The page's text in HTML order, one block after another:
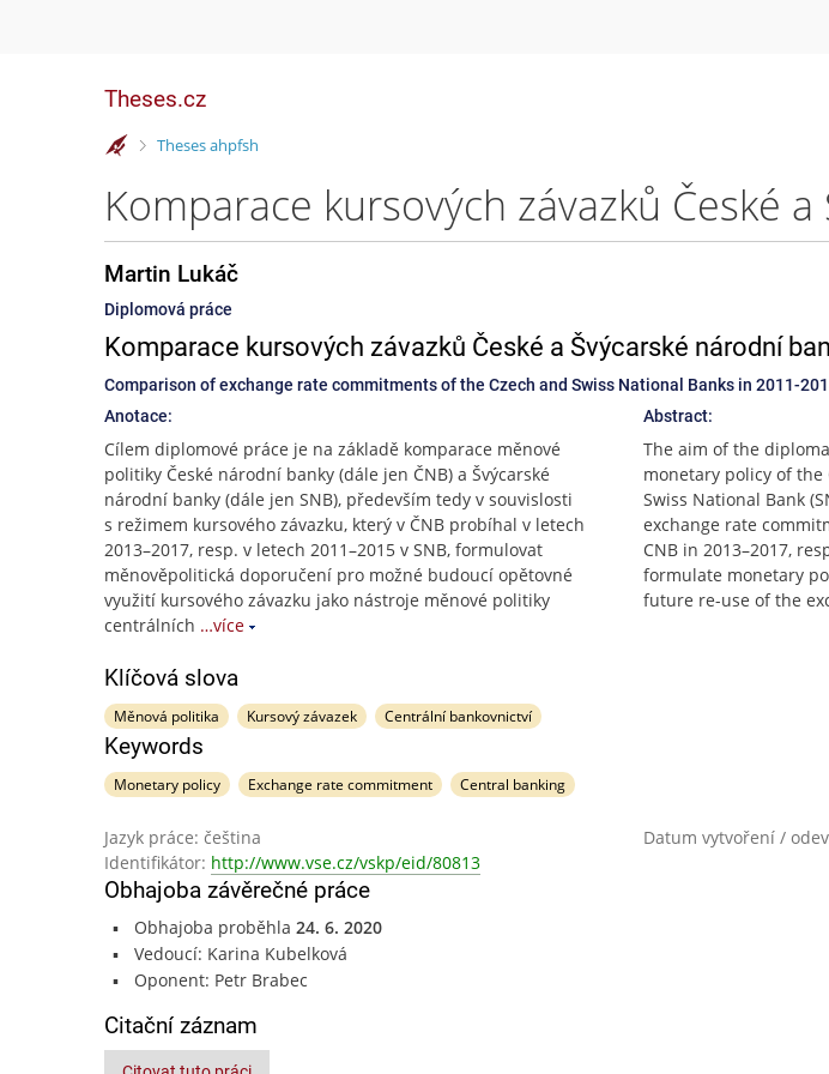
Theses.cz
>
Theses ahpfsh
Martin Lukáč
Diplomová práce
Komparace kursových závazků České a Švýcarské národní
Comparison of exchange rate commitments of the Czech and Swiss National Banks in 2011-
Anotace:
Cílem diplomové práce je na základě komparace měnové
politiky České národní banky (dále jen ČNB) a Švýcarské
národní banky (dále jen SNB), především tedy v souvislosti
s režimem kursového závazku, který v ČNB probíhal v letech
2013–2017, resp. v letech 2011–2015 v SNB, formulovat
měnověpolitická doporučení pro možné budoucí opětovné
využití kursového závazku jako nástroje měnové politiky
centrálních …více
Abstract:
The aim of the
monetary policy of the
Swiss National Bank
exchange rate
CNB in 2013–2017,
formulate monetary
future re-use of the
Klíčová slova
Měnová politika Kursový závazek Centrální bankovnictví
Keywords
Monetary policy Exchange rate commitment Central banking
Jazyk práce: čeština
Datum vytvoření /
Identifikátor: http://www.vse.cz/vskp/eid/80813
Obhajoba závěrečné práce
Obhajoba proběhla 24. 6. 2020
Vedoucí: Karina Kubelková
Oponent: Petr Brabec
Citační záznam